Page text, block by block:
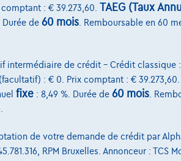
: € 39.273,60. TAEG (Taux
Durée de 60 mois . Remboursable en 60
intermédiaire de crédit – Crédit classique
: € 0. Prix comptant : €
fixe : 8,49 %. Durée de 60 mois .
de votre demande de crédit par
RPM Bruxelles. Annonceur :